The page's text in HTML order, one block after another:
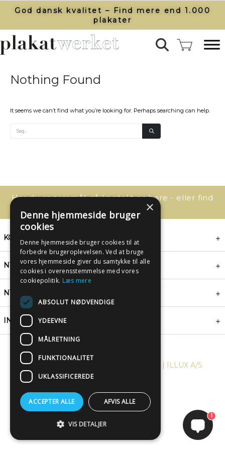
God dansk kvalitet – Find mere end 1.000
plakater​
Nothing Found
It seems we can’t find what you’re looking for. Perhaps searching can help.
Har du spørgsmål, så kontakt os bare - eller find
KONTAKT
NYHEDSBREV
NYTTIGE LINKS
INSPIRATION
COPYRIGHT © 2024, PLAKATWERKET | ILLUX A/S
1
×
Denne hjemmeside bruger
cookies
Denne hjemmeside bruger cookies til at
forbedre brugeroplevelsen. Ved at bruge
vores hjemmeside giver du samtykke til alle
cookies i overensstemmelse med vores
cookiepolitik. Læs mere
ABSOLUT NØDVENDIGE
YDEEVNE
MÅLRETNING
FUNKTIONALITET
UKLASSIFICEREDE
ACCEPTER ALLE AFVIS ALLE
VIS DETALJER